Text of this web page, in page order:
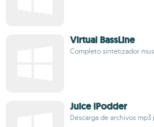
Virtual BassLine
Completo sintetizador
Juice iPodder
Descarga de archivos mp3